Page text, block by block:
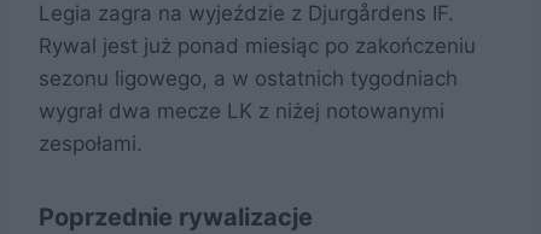
Legia zagra na wyjeździe z Djurgårdens IF.
Rywal jest już ponad miesiąc po zakończeniu
sezonu ligowego, a w ostatnich tygodniach
wygrał dwa mecze LK z niżej notowanymi
zespołami.
Poprzednie rywalizacje